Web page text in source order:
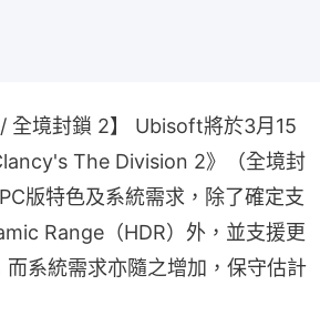
全境封鎖 2】 Ubisoft將於3月15
The Division 2》（全境封
版特色及系統需求，除了確定支
Range（HDR）外，並支援更
而系統需求亦隨之增加，保守估計